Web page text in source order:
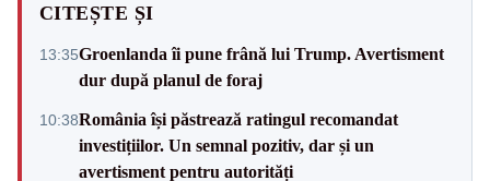
CITEȘTE ȘI
13:35Groenlanda îi pune frână lui Trump. Avertisment
dur după planul de foraj
10:38România își păstrează ratingul recomandat
investițiilor. Un semnal pozitiv, dar și un
avertisment pentru autorități